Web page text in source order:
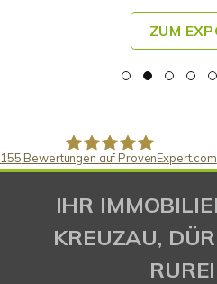
ZUM
Gaspar
155 Bewertungen auf ProvenExpert.com
IHR
KREUZAU,